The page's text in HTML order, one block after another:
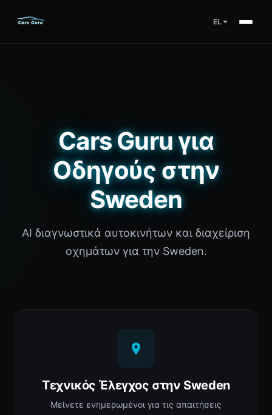
EL
Cars Guru για
Οδηγούς στην
Sweden
AI διαγνωστικά αυτοκινήτων και διαχείριση
οχημάτων για την Sweden.
Τεχνικός Έλεγχος στην Sweden
Μείνετε ενημερωμένοι για τις απαιτήσεις